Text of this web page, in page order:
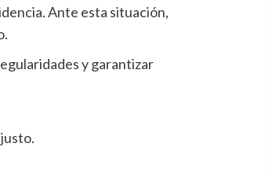
Ante esta situación,
y garantizar